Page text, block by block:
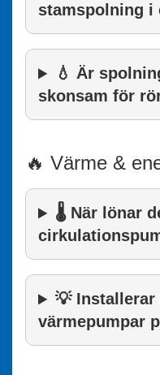
stamspolning i
💧 Är
skonsam för
🔥 Värme &
🌡️ När lönar
💡 Installerar
värmepumpar